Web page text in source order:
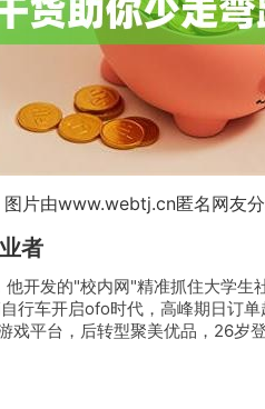
图片由www.webtj.cn匿名网友
者
他开发的"校内网"精准抓住大学
行车开启ofo时代，高峰期日订
戏平台，后转型聚美优品，26岁